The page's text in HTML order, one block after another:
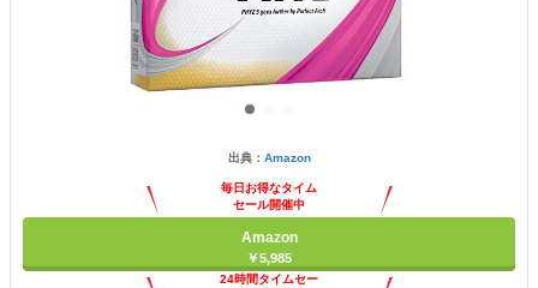
出典： Amazon
毎日お得なタイム
セール開催中
Amazon
￥5,985
24時間タイムセー